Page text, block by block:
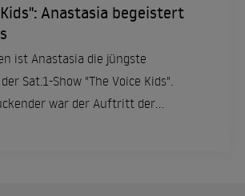
Anastasia begeistert
ist Anastasia die jüngste
Sat.1-Show "The Voice Kids".
war der Auftritt der
alle Coaches in nur wenigen